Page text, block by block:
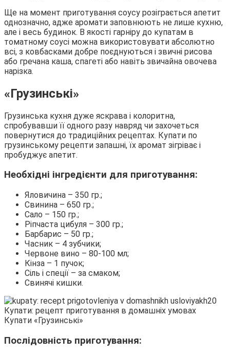
Ще на момент приготування соусу розіграється апетит
однозначно, адже аромати заповнюють не лише кухню,
але і весь будинок. В якості гарніру до купатам в
томатному соусі можна використовувати абсолютно
всі, з ковбасками добре поєднуються і звичні рисова
або гречана каша, спагеті або навіть звичайна овочева
нарізка.
«Грузинські»
Грузинська кухня дуже яскрава і колоритна,
спробувавши її одного разу навряд чи захочеться
повернутися до традиційних рецептах. Купати по
грузинському рецепти запашні, їх аромат зігріває і
пробуджує апетит.
Необхідні інгредієнти для приготування:
Яловичина – 350 гр.;
Свинина – 650 гр.;
Сало – 150 гр.;
Ріпчаста цибуля – 300 гр.;
Барбарис – 50 гр.;
Часник – 4 зубчики;
Червоне вино – 80-100 мл;
Кінза – 1 пучок;
Сіль і спеції – за смаком;
Свинячі кишки.
Купати «Грузинські»
Послідовність приготування: